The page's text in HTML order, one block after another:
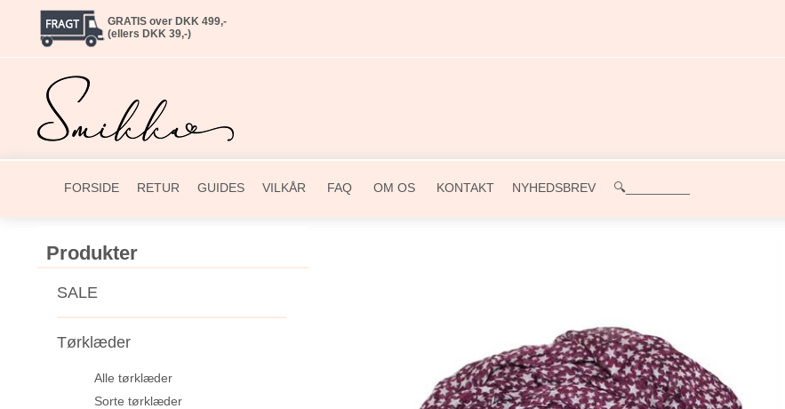
GRATIS over DKK 499,-
(ellers DKK 39,-)
FORSIDE RETUR GUIDES VILKÅR FAQ OM OS KONTAKT NYHEDSBREV 🔍_________
Produkter
SALE
Tørklæder
Alle tørklæder
Sorte tørklæder